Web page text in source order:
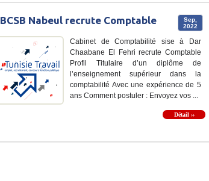
Sep,
2022
BCSB Nabeul recrute Comptable
Cabinet de Comptabilité sise à Dar
Chaabane El Fehri recrute Comptable
Profil Titulaire d’un diplôme de
l’enseignement supérieur dans la
comptabilité Avec une expérience de 5
ans Comment postuler : Envoyez vos ...
Détail ››